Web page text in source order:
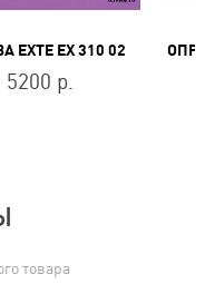
EXTE EX 310 02
5200 р.
товара